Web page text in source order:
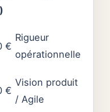
€
Rigueur
opérationnelle
€
Vision produit
/ Agile